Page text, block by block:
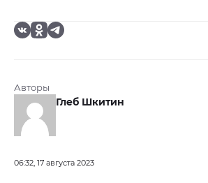
Авторы
Глеб Шкитин
06:32, 17 августа 2023